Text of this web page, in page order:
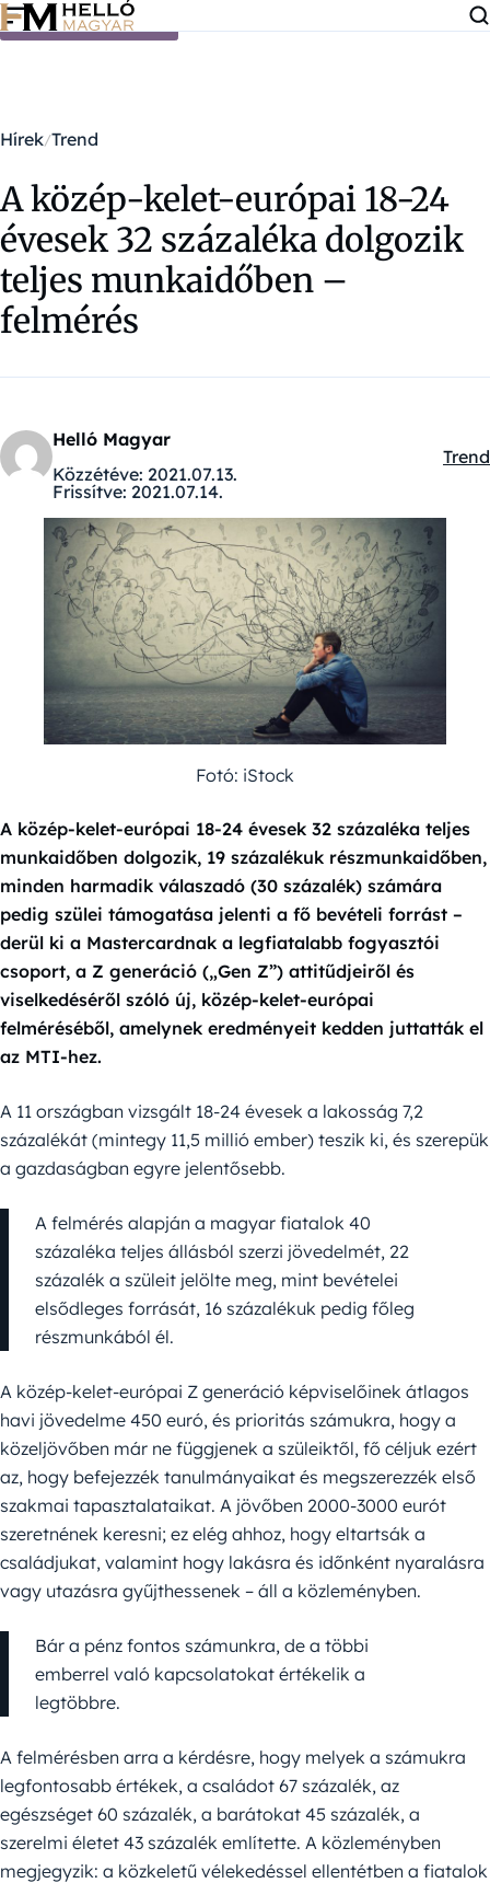
Ugrás a tartalomra
Hírek Trend
A közép-kelet-európai 18-24
évesek 32 százaléka dolgozik
teljes munkaidőben –
felmérés
Helló Magyar
Közzétéve: 2021.07.13.
Frissítve: 2021.07.14.
Trend
Fotó: iStock
A közép-kelet-európai 18-24 évesek 32 százaléka teljes
munkaidőben dolgozik, 19 százalékuk részmunkaidőben,
minden harmadik válaszadó (30 százalék) számára
pedig szülei támogatása jelenti a fő bevételi forrást –
derül ki a Mastercardnak a legfiatalabb fogyasztói
csoport, a Z generáció („Gen Z”) attitűdjeiről és
viselkedéséről szóló új, közép-kelet-európai
felméréséből, amelynek eredményeit kedden juttatták el
az MTI-hez.
A 11 országban vizsgált 18-24 évesek a lakosság 7,2
százalékát (mintegy 11,5 millió ember) teszik ki, és szerepük
a gazdaságban egyre jelentősebb.
A felmérés alapján a magyar fiatalok 40
százaléka teljes állásból szerzi jövedelmét, 22
százalék a szüleit jelölte meg, mint bevételei
elsődleges forrását, 16 százalékuk pedig főleg
részmunkából él.
A közép-kelet-európai Z generáció képviselőinek átlagos
havi jövedelme 450 euró, és prioritás számukra, hogy a
közeljövőben már ne függjenek a szüleiktől, fő céljuk ezért
az, hogy befejezzék tanulmányaikat és megszerezzék első
szakmai tapasztalataikat. A jövőben 2000-3000 eurót
szeretnének keresni; ez elég ahhoz, hogy eltartsák a
családjukat, valamint hogy lakásra és időnként nyaralásra
vagy utazásra gyűjthessenek – áll a közleményben.
Bár a pénz fontos számunkra, de a többi
emberrel való kapcsolatokat értékelik a
legtöbbre.
A felmérésben arra a kérdésre, hogy melyek a számukra
legfontosabb értékek, a családot 67 százalék, az
egészséget 60 százalék, a barátokat 45 százalék, a
szerelmi életet 43 százalék említette. A közleményben
megjegyzik: a közkeletű vélekedéssel ellentétben a fiatalok